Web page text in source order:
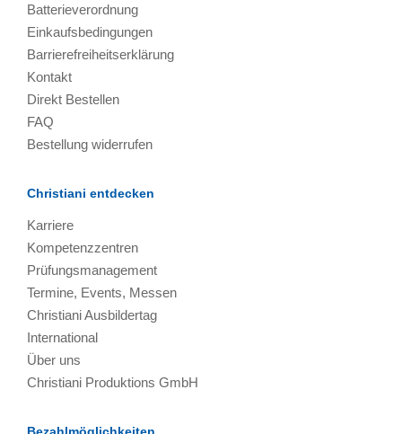
Batterieverordnung
Einkaufsbedingungen
Barrierefreiheitserklärung
Kontakt
Direkt Bestellen
FAQ
Bestellung widerrufen
Christiani entdecken
Karriere
Kompetenzzentren
Prüfungsmanagement
Termine, Events, Messen
Christiani Ausbildertag
International
Über uns
Christiani Produktions GmbH